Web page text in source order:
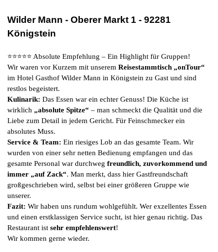
Wilder Mann - Oberer Markt 1 - 92281
Königstein
⭐⭐⭐⭐⭐ Absolute Empfehlung – Ein Highlight für Gruppen!
Wir waren vor Kurzem mit unserem Reisestammtisch „onTour“
im Hotel Gasthof Wilder Mann in Königstein zu Gast und sind
restlos begeistert.
Kulinarik: Das Essen war ein echter Genuss! Die Küche ist
wirklich „absolute Spitze“ – man schmeckt die Qualität und die
Liebe zum Detail in jedem Gericht. Für Feinschmecker ein
absolutes Muss.
Service & Team: Ein riesiges Lob an das gesamte Team. Wir
wurden von einer sehr netten Bedienung empfangen und das
gesamte Personal war durchweg freundlich, zuvorkommend und
immer „auf Zack“. Man merkt, dass hier Gastfreundschaft
großgeschrieben wird, selbst bei einer größeren Gruppe wie
unserer.
Fazit: Wir haben uns rundum wohlgefühlt. Wer exzellentes Essen
und einen erstklassigen Service sucht, ist hier genau richtig. Das
Restaurant ist sehr empfehlenswert!
Wir kommen gerne wieder.